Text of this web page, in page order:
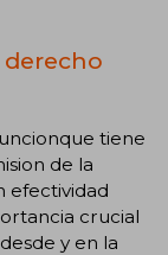
derecho
tiene
de la
efectividad
crucial
y en la